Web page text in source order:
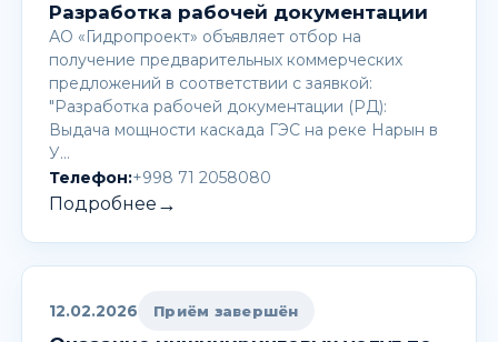
Разработка рабочей документации
АО «Гидропроект» объявляет отбор на
получение предварительных коммерческих
предложений в соответствии с заявкой:
"Разработка рабочей документации (РД):
Выдача мощности каскада ГЭС на реке Нарын в
У…
Телефон:+998 71 2058080
Подробнее →
12.02.2026 Приём завершён